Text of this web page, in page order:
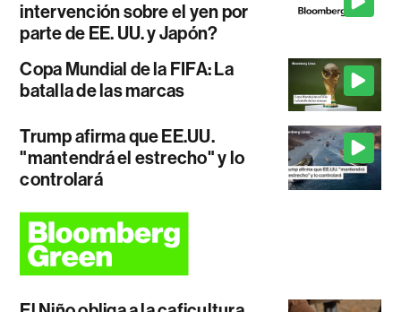
intervención sobre el yen por
parte de EE. UU. y Japón?
Copa Mundial de la FIFA: La
batalla de las marcas
Trump afirma que EE.UU.
"mantendrá el estrecho" y lo
controlará